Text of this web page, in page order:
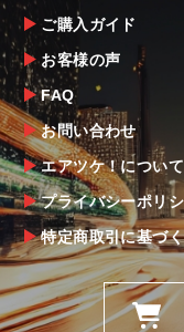
ご購入ガイド
お客様の声
FAQ
お問い合わせ
エアツケ！について
プライバシーポリ
特定商取引に基づ